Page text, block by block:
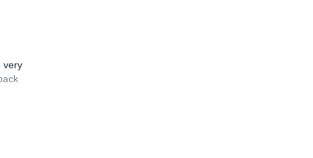
very